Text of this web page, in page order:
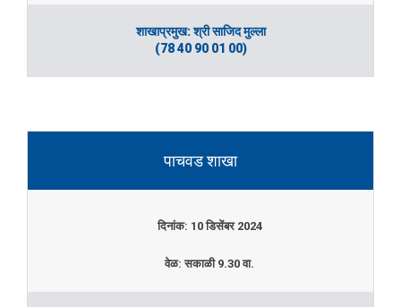
शाखाप्रमुख: श्री साजिद मुल्ला
(78 40 90 01 00)
पाचवड शाखा
दिनांक: 10 डिसेंबर 2024
वेळ: सकाळी 9.30 वा.